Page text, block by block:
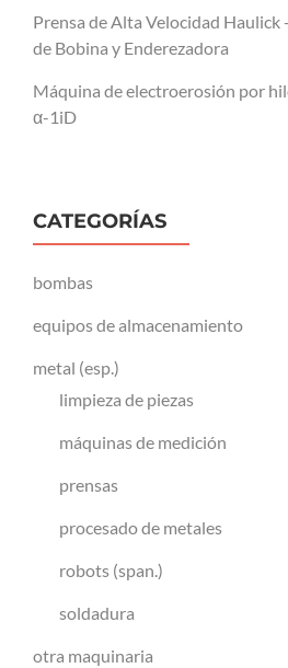
Prensa de Alta Velocidad Haulick
de Bobina y Enderezadora
Máquina de electroerosión por
α-1iD
CATEGORÍAS
bombas
equipos de almacenamiento
metal (esp.)
limpieza de piezas
máquinas de medición
prensas
procesado de metales
robots (span.)
soldadura
otra maquinaria